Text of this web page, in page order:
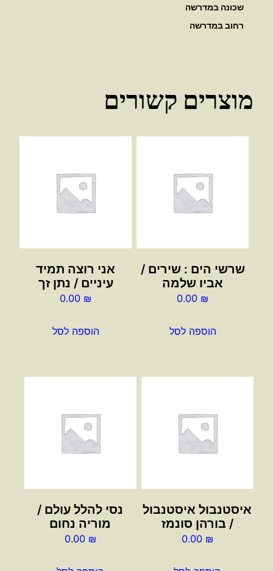
שכונה במדרשה
רחוב במדרשה
מוצרים קשורים
שרשי הים : שירים /
אביו שלמה
0.00 ₪
הוספה לסל
אני רוצה תמיד
עיניים / נתן זך
0.00 ₪
הוספה לסל
איסטנבול איסטנבול
/ בורהן סונמז
0.00 ₪
נסי להלל עולם /
מוריה נחום
0.00 ₪